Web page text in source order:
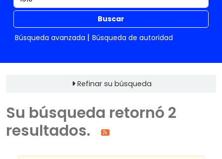
Buscar
Búsqueda avanzada
Búsqueda de autoridad
Refinar su búsqueda
Su búsqueda retornó 2
resultados.